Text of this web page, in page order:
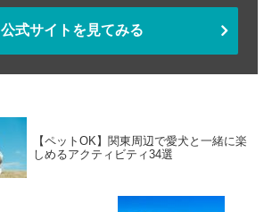
公式サイトを見てみる
【ペットOK】関東周辺で愛犬と一緒に楽
しめるアクティビティ34選